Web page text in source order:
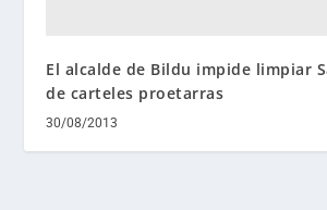
El alcalde de Bildu impide limpiar
de carteles proetarras
30/08/2013